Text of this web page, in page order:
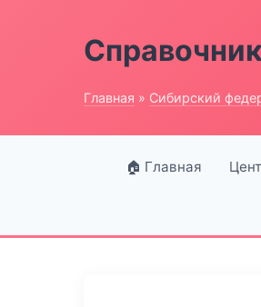
Главная » Сибирский
🏠 Главная